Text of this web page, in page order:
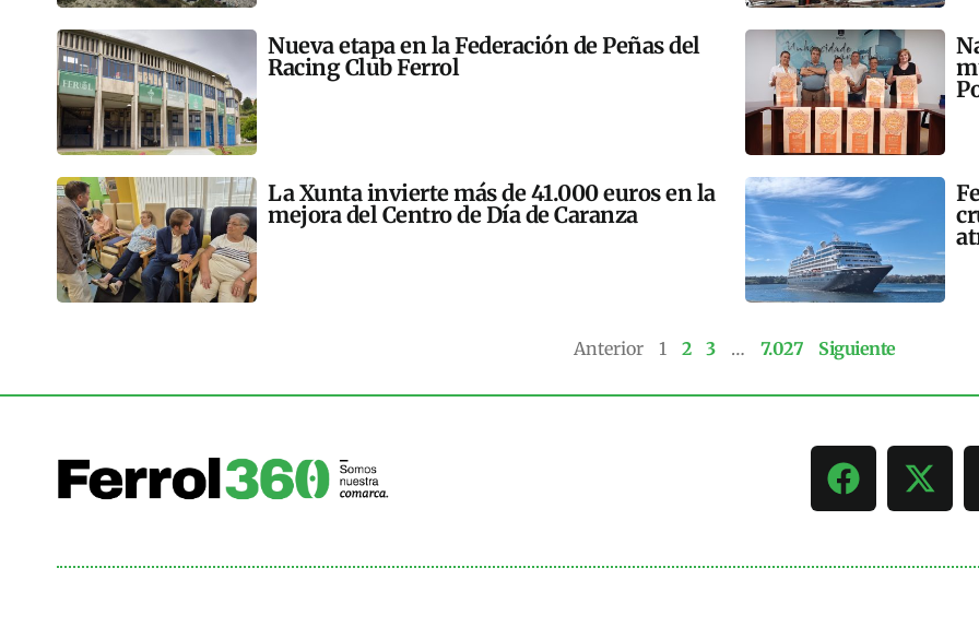
Nueva etapa en la Federación de Peñas del
Racing Club Ferrol
La Xunta invierte más de 41.000 euros en la
mejora del Centro de Día de Caranza
Anterior 1 2 3 … 7.027 Siguiente